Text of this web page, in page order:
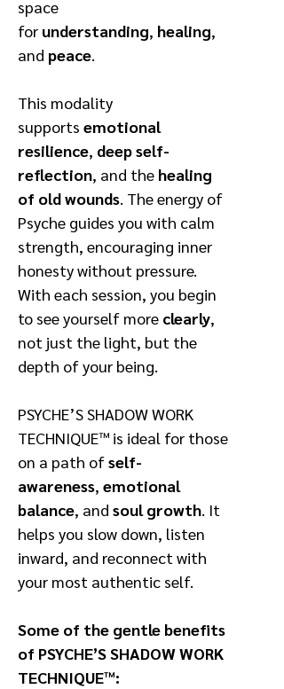
space
for understanding, healing,
and peace
This modality
supports emotional
resilience, deep self-
reflection, and the healing
of old wounds . The energy of
Psyche guides you with calm
strength, encouraging inner
honesty without pressure.
With each session, you begin
to see yourself more clearly,
not just the light, but the
depth of your being.
PSYCHE’S SHADOW WORK
TECHNIQUE™ is ideal for those
on a path ofself-
awareness, emotional
balance, and soul growth . It
helps you slow down, listen
inward, and reconnect with
your most authentic self.
Some of the gentle benefits
of PSYCHE’S SHADOW WORK
TECHNIQUE™: